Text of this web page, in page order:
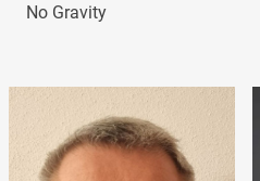
No Gravity